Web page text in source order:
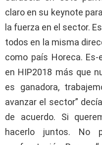
claro en su keynote
la fuerza en el sector.
todos en la misma
como país Horeca.
en HIP2018 más que
es ganadora,
avanzar el sector”
de acuerdo. Si
hacerlo juntos. No